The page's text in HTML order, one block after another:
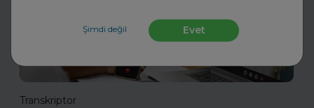
Şimdi değil Evet
Transkriptor